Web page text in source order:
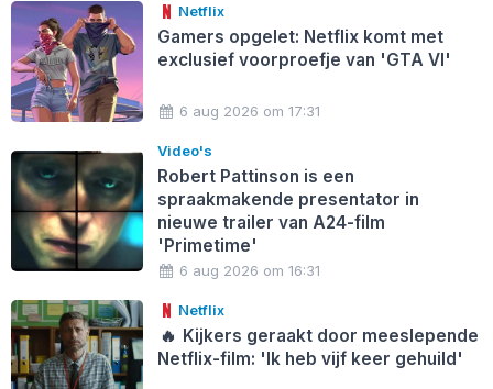
Netflix
Gamers opgelet: Netflix komt met
exclusief voorproefje van 'GTA VI'
6 aug 2026 om 17:31
Video's
Robert Pattinson is een
spraakmakende presentator in
nieuwe trailer van A24-film
'Primetime'
6 aug 2026 om 16:31
Netflix
🔥 Kijkers geraakt door meeslepende
Netflix-film: 'Ik heb vijf keer gehuild'